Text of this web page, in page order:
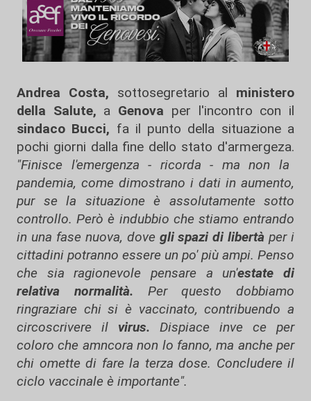
Andrea Costa, sottosegretario al ministero
della Salute, a Genova per l'incontro con il
sindaco Bucci, fa il punto della situazione a
pochi giorni dalla fine dello stato d'armergeza.
"Finisce l'emergenza - ricorda - ma non la
pandemia, come dimostrano i dati in aumento,
pur se la situazione è assolutamente sotto
controllo. Però è indubbio che stiamo entrando
in una fase nuova, dove gli spazi di libertà per i
cittadini potranno essere un po' più ampi. Penso
che sia ragionevole pensare a un'estate di
relativa normalità. Per questo dobbiamo
ringraziare chi si è vaccinato, contribuendo a
circoscrivere il virus. Dispiace inve ce per
coloro che amncora non lo fanno, ma anche per
chi omette di fare la terza dose. Concludere il
ciclo vaccinale è importante".